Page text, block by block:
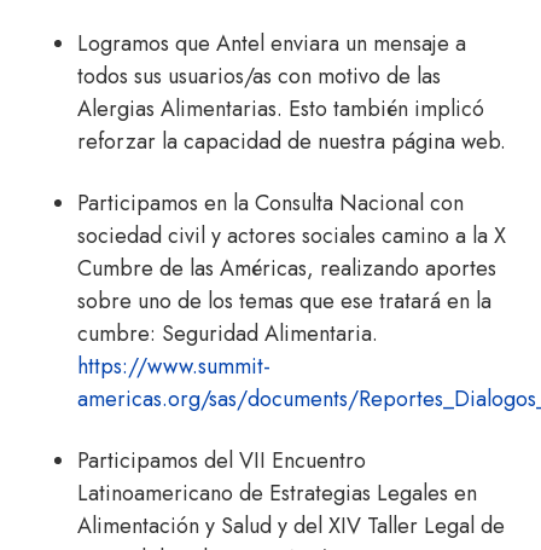
Logramos que Antel enviara un mensaje a
todos sus usuarios/as con motivo de las
Alergias Alimentarias. Esto también implicó
reforzar la capacidad de nuestra página web.
Participamos en la Consulta Nacional con
sociedad civil y actores sociales camino a la X
Cumbre de las Américas, realizando aportes
sobre uno de los temas que ese tratará en la
cumbre: Seguridad Alimentaria.
https://www.summit-
americas.org/sas/documents/
Participamos del VII Encuentro
Latinoamericano de Estrategias Legales en
Alimentación y Salud y del XIV Taller Legal de